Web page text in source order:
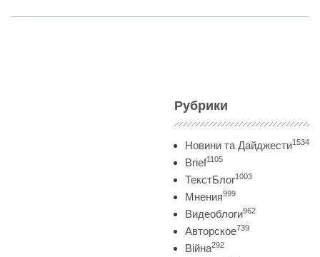
Рубрики
Новини та Дайджести1534
Brief1105
ТекстБлог1003
Мнения999
Видеоблоги962
Авторское739
Війна292